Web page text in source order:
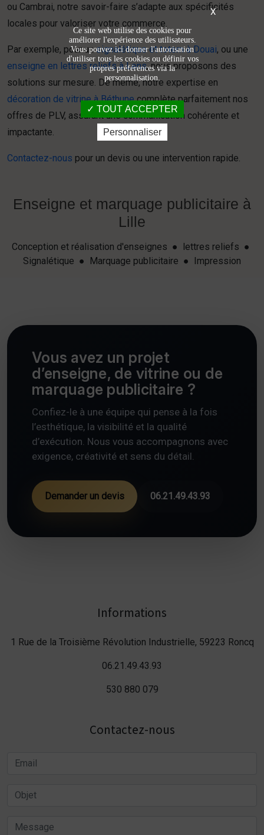
ou Cambrai, notre savoir-faire s’adapte aux spécificités
locales pour valoriser votre commerce.
Par exemple, pour unsignalétique et totem à Douai, ou une
enseigne en lettres reliefs à Lens, nous proposons des
solutions sur mesure. De même, notre expertise en
décoration de vitrine à Béthunecomplète parfaitement nos
offres de PLV, assurant une communication cohérente et
impactante.
Contactez-nous pour un devis ou une intervention rapide.
Enseigne et marquage publicitaire à
Lille
Conception et réalisation d'enseignes ● lettres reliefs ●
Signalétique ● Marquage publicitaire ● Impression
Vous avez un projet
d’enseigne, de vitrine ou de
marquage publicitaire ?
Confiez-le à une équipe qui pense à la fois
l’esthétique, la visibilité et la qualité
d’exécution. Nous vous accompagnons avec
exigence, créativité et sens du détail.
Demander un devis 06.21.49.43.93
Informations
1 Rue de la Troisième Révolution Industrielle, 59223 Roncq
06.21.49.43.93
530 880 079
Contactez-nous
X
Ce site web utilise des cookies pour
améliorer l'expérience des utilisateurs.
Vous pouvez ici donner l'autorisation
d'utiliser tous les cookies ou définir vos
propres préférences via la
personnalisation.
TOUT ACCEPTER
Personnaliser